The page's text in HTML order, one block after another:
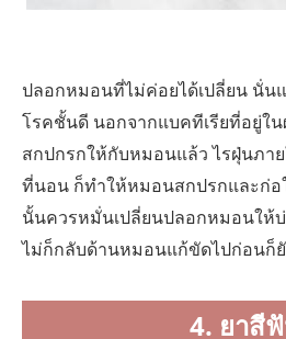
ปลอกหมอนที่ไม่ค่อยได้เปลี่ยน นั่น
โรคชั้นดี นอกจากแบคทีเรียที่อยู่ใน
สกปกรกให้กับหมอนแล้ว ไรฝุ่นภา
ที่นอน ก็ทำให้หมอนสกปรกและก่อ
นั้นควรหมั่นเปลี่ยนปลอกหมอนให้
ไม่ก็กลับด้านหมอนแก้ขัดไปก่อนก็
4. ยาสี